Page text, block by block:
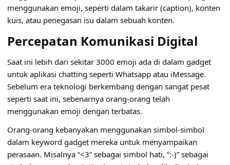
menggunakan emoji, seperti dalam takarir (caption), konten
kuis, atau penegasan isu dalam sebuah konten.
Percepatan Komunikasi Digital
Saat ini lebih dari sekitar 3000 emoji ada di dalam gadget
untuk aplikasi chatting seperti Whatsapp atau iMessage.
Sebelum era teknologi berkembang dengan sangat pesat
seperti saat ini, sebenarnya orang-orang telah
menggunakan emoji dengan terbatas.
Orang-orang kebanyakan menggunakan simbol-simbol
dalam keyword gadget mereka untuk menyampaikan
perasaan. Misalnya “<3” sebagai simbol hati, “:-)” sebagai